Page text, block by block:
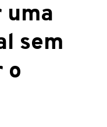
uma
sem
o